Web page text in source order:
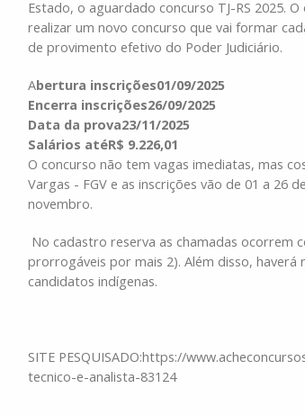
Estado, o aguardado concurso TJ-RS 2025.
realizar um novo concurso que vai formar
de provimento efetivo do Poder Judiciário.
Abertura inscrições01/09/2025
Encerra inscrições26/09/2025
Data da prova23/11/2025
Salários atéR$ 9.226,01
O concurso não tem vagas imediatas, mas
Vargas - FGV e as inscrições vão de 01 a 26
novembro.
No cadastro reserva as chamadas ocorrem
prorrogáveis por mais 2). Além disso, haverá
candidatos indígenas.
SITE PESQUISADO:https://
tecnico-e-analista-83124